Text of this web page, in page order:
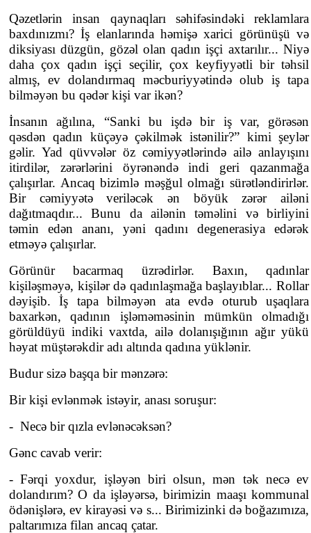
Qəzetlərin insan qaynaqları səhifəsindəki reklamlara
baxdınızmı? İş elanlarında həmişə xarici görünüşü və
diksiyası düzgün, gözəl olan qadın işçi axtarılır... Niyə
daha çox qadın işçi seçilir, çox keyfiyyətli bir təhsil
almış, ev dolandırmaq məcburiyyətində olub iş tapa
bilməyən bu qədər kişi var ikən?
İnsanın ağılına, “Sanki bu işdə bir iş var, görəsən
qəsdən qadın küçəyə çəkilmək istənilir?” kimi şeylər
gəlir. Yad qüvvələr öz cəmiyyətlərində ailə anlayışını
itirdilər, zərərlərini öyrənəndə indi geri qazanmağa
çalışırlar. Ancaq bizimlə məşğul olmağı sürətləndirirlər.
Bir cəmiyyətə veriləcək ən böyük zərər ailəni
dağıtmaqdır... Bunu da ailənin təməlini və birliyini
təmin edən ananı, yəni qadını degenerasiya edərək
etməyə çalışırlar.
Görünür bacarmaq üzrədirlər. Baxın, qadınlar
kişiləşməyə, kişilər də qadınlaşmağa başlayıblar... Rollar
dəyişib. İş tapa bilməyən ata evdə oturub uşaqlara
baxarkən, qadının işləməməsinin mümkün olmadığı
görüldüyü indiki vaxtda, ailə dolanışığının ağır yükü
həyat müştərəkdir adı altında qadına yüklənir.
Budur sizə başqa bir mənzərə:
Bir kişi evlənmək istəyir, anası soruşur:
- Necə bir qızla evlənəcəksən?
Gənc cavab verir:
- Fərqi yoxdur, işləyən biri olsun, mən tək necə ev
dolandırım? O da işləyərsə, birimizin maaşı kommunal
ödənişlərə, ev kirayəsi və s... Birimizinki də boğazımıza,
paltarımıza filan ancaq çatar.